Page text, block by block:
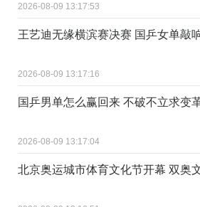
2026-08-09 13:17:53
王艺迪无缘横滨赛决赛 国乒女单敲
2026-08-09 13:17:16
国乒男单怎么赢回来 不破不立求变
2026-08-09 13:17:04
北京奥运城市体育文化节开幕 双奥